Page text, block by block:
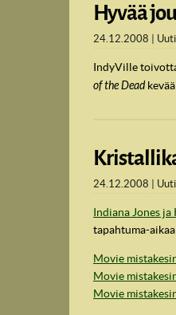
Hyvää
24.12.2008
IndyVille
of the Dead
24.12.2008
Indiana Jones
tapahtuma-
Movie
Movie
Movie